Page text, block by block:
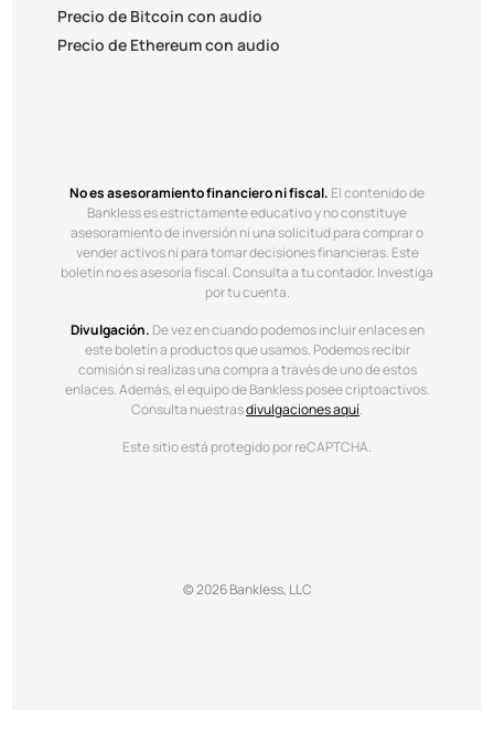
Precio de Bitcoin con audio
Precio de Ethereum con audio
No es asesoramiento financiero ni fiscal. El contenido de
Bankless es estrictamente educativo y no constituye
asesoramiento de inversión ni una solicitud para comprar o
vender activos ni para tomar decisiones financieras. Este
boletín no es asesoría fiscal. Consulta a tu contador. Investiga
por tu cuenta.
Divulgación. De vez en cuando podemos incluir enlaces en
este boletín a productos que usamos. Podemos recibir
comisión si realizas una compra a través de uno de estos
enlaces. Además, el equipo de Bankless posee criptoactivos.
Consulta nuestrasdivulgaciones aquí.
Este sitio está protegido por reCAPTCHA.
© 2026 Bankless, LLC